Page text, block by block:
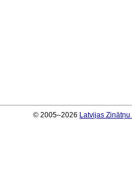
© 2005–2026 Latvijas